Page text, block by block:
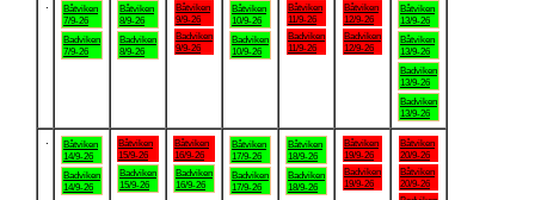
Båtviken
7/9-26
Badviken
7/9-26
Båtviken
8/9-26
Badviken
8/9-26
Båtviken
9/9-26
Badviken
9/9-26
Båtviken
10/9-26
Badviken
10/9-26
Båtviken
11/9-26
Badviken
11/9-26
Båtviken
12/9-26
Badviken
12/9-26
Båtviken
13/9-26
Båtviken
13/9-26
Badviken
13/9-26
Badviken
13/9-26
Båtviken
14/9-26
Badviken
14/9-26
Båtviken
15/9-26
Badviken
15/9-26
Båtviken
16/9-26
Badviken
16/9-26
Båtviken
17/9-26
Badviken
17/9-26
Båtviken
18/9-26
Badviken
18/9-26
Båtviken
19/9-26
Badviken
19/9-26
Båtviken
20/9-26
Båtviken
20/9-26